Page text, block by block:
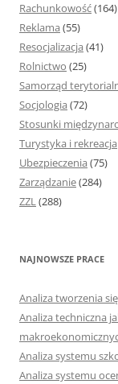
Rachunkowość(164)
Reklama (55)
Resocjalizacja (41)
Rolnictwo (25)
Samorząd
Socjologia (72)
Stosunki
Turystyka i rekreacja
Ubezpieczenia (75)
Zarządzanie(284)
ZZL(288)
NAJNOWSZE PRACE
Analiza tworzenia
Analiza techniczna
Analiza systemu
Analiza systemu